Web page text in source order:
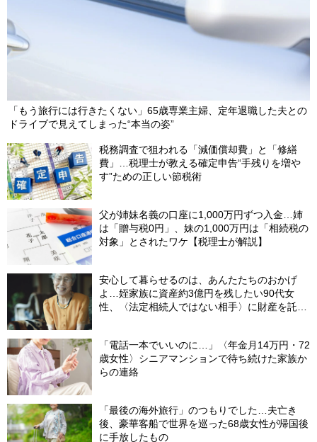
「もう旅行には行きたくない」65歳専業主婦、定年退職した夫との
ドライブで見えてしまった“本当の姿”
税務調査で狙われる「減価償却費」と「修繕
費」…税理士が教える確定申告“手残りを増や
す”ための正しい節税術
父が姉妹名義の口座に1,000万円ずつ入金…姉
は「贈与税0円」、妹の1,000万円は「相続税の
対象」とされたワケ【税理士が解説】
安心して暮らせるのは、あんたたちのおかげ
よ…姪家族に資産約3億円を残したい90代女
性、〈法定相続人ではない相手〉に財産を託せ
「電話一本でいいのに…」〈年金月14万円・72
歳女性〉シニアマンションで待ち続けた家族か
らの連絡
「最後の海外旅行」のつもりでした…夫亡き
後、豪華客船で世界を巡った68歳女性が帰国後
に手放したもの